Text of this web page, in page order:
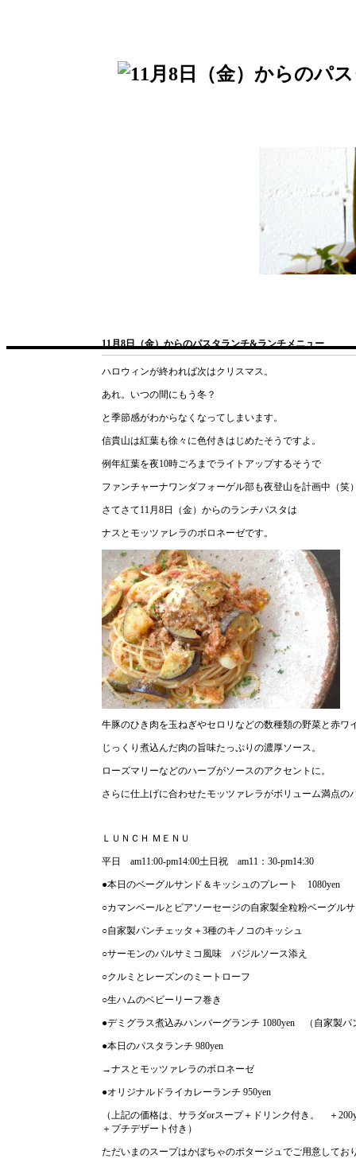
11月8日（金）からのパスタランチ&ランチメニュー
ハロウィンが終われば次はクリスマス。
あれ。いつの間にもう冬？
と季節感がわからなくなってしまいます。
信貴山は紅葉も徐々に色付きはじめたそうですよ。
例年紅葉を夜10時ごろまでライトアップするそうで
ファンチャーナワンダフォーゲル部も夜登山を計画中（笑
さてさて11月8日（金）からのランチパスタは
ナスとモッツァレラのボロネーゼです。
牛豚のひき肉を玉ねぎやセロリなどの数種類の野菜と赤ワ
じっくり煮込んだ肉の旨味たっぷりの濃厚ソース。
ローズマリーなどのハーブがソースのアクセントに。
さらに仕上げに合わせたモッツァレラがボリューム満点の
ＬＵＮＣＨ ＭＥＮＵ
平日 am11:00-pm14:00土日祝 am11：30-pm14:30
●本日のベーグルサンド＆キッシュのプレート 1080yen
○カマンベールとビアソーセージの自家製全粒粉ベーグル
○自家製パンチェッタ＋3種のキノコのキッシュ
○サーモンのバルサミコ風味 バジルソース添え
○クルミとレーズンのミートローフ
○生ハムのベビーリーフ巻き
●デミグラス煮込みハンバーグランチ 1080yen （自家製パ
●本日のパスタランチ 980yen
→ナスとモッツァレラのボロネーゼ
●オリジナルドライカレーランチ 950yen
（上記の価格は、サラダorスープ＋ドリンク付き。 ＋
＋プチデザート付き）
ただいまのスープはかぼちゃのポタージュでご用意してお